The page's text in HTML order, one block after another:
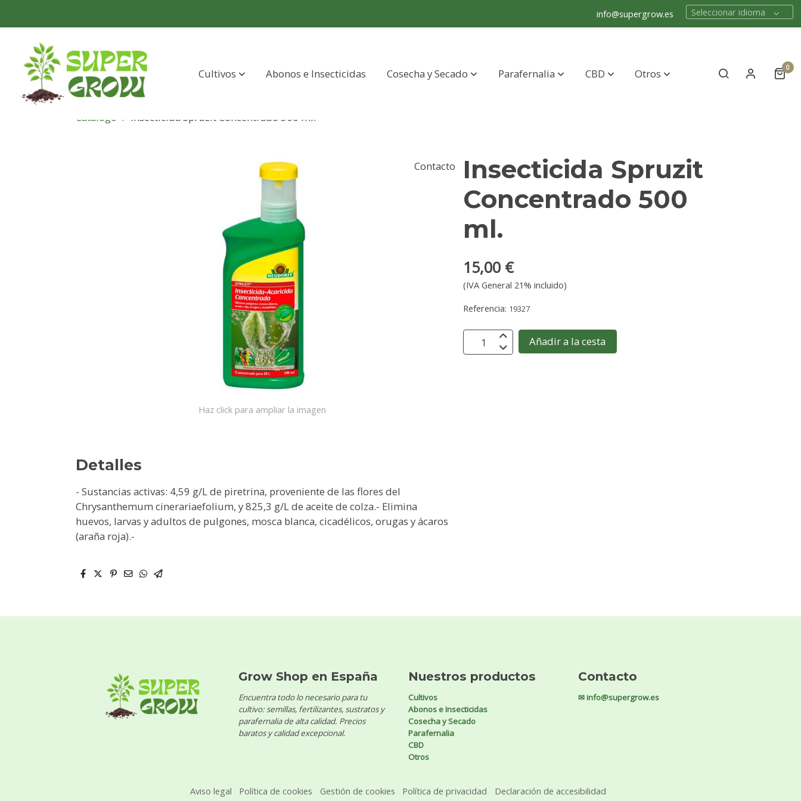
info@supergrow.es Seleccionar idioma
Cultivos Abonos e Insecticidas Cosecha y Secado Parafernalia CBD Otros
Contacto
0
Catálogo Insecticida Spruzit Concentrado 500 ml.
Haz click para ampliar la imagen
Detalles
- Sustancias activas: 4,59 g/L de piretrina, proveniente de las flores del
Chrysanthemum cinerariaefolium, y 825,3 g/L de aceite de colza.- Elimina
huevos, larvas y adultos de pulgones, mosca blanca, cicadélicos, orugas y ácaros
(araña roja).-
Insecticida Spruzit
Concentrado 500
ml.
15,00 €
(IVA General 21% incluido)
Referencia: 19327
Añadir a la cesta
Grow Shop en España
Encuentra todo lo necesario para tu
cultivo: semillas, fertilizantes, sustratos y
parafernalia de alta calidad. Precios
baratos y calidad excepcional.
Nuestros productos
Cultivos
Abonos e Insecticidas
Cosecha y Secado
Parafernalia
CBD
Otros
Contacto
✉ info@supergrow.es
Aviso legal Política de cookies Gestión de cookies Política de privacidad Declaración de accesibilidad